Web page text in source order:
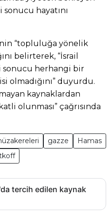
hayatını
“topluluğa yönelik
belirterek, “İsrail
sonucu herhangi bir
olmadığını” duyurdu.
kaynaklardan
olunması” çağrısında
gazze
Hamas
tercih edilen kaynak